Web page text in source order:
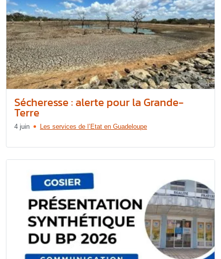
Sécheresse : alerte pour la Grande-
Terre
4 juin Les services de l’Etat en Guadeloupe